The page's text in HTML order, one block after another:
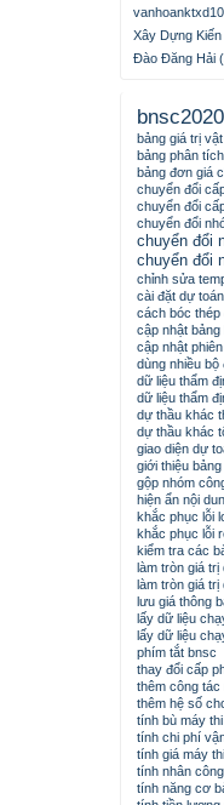
Xây Dựng
Đào Đăng Hải
bnsc2020
bảng giá trị
bảng phân
bảng đơn giá
chuyển đổi
chuyển đổi
chuyển đổi
chuyển đổi
chuyển đổi
chỉnh sửa
cài đặt dự
cách bóc
cập nhật bảng
cập nhật
dùng nhiều bộ
dữ liệu thẩm
dữ liệu thẩm
dự thầu khác
dự thầu khác
giao diện dự
giới thiệu
gộp nhóm
hiện ẩn nội
khắc phục lỗi
khắc phục lỗi
kiểm tra các
làm tròn giá trị
làm tròn giá trị
lưu giá thông
lấy dữ liệu
lấy dữ liệu
phím tắt bnsc
thay đổi cấp
thêm công tác
thêm hệ số
tính bù máy
tính chi phí
tính giá máy
tính nhân
tính năng cơ